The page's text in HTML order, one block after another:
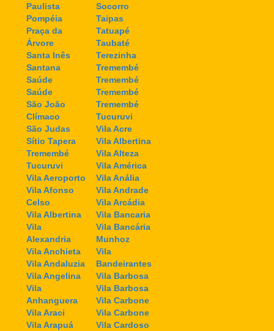
Paulista
Pompéia
Praça da
Árvore
Santa Inês
Santana
Saúde
Saúde
São João
Clímaco
São Judas
Sítio Tapera
Tremembé
Tucuruvi
Vila Aeroporto
Vila Afonso
Celso
Vila Albertina
Vila
Alexandria
Vila Anchieta
Vila Andaluzia
Vila Angelina
Vila
Anhanguera
Vila Araci
Vila Arapuá
Socorro
Taipas
Tatuapé
Taubaté
Terezinha
Tremembé
Tremembé
Tremembé
Tremembé
Tucuruvi
Vila Acre
Vila Albertina
Vila Alteza
Vila América
Vila Anália
Vila Andrade
Vila Arcádia
Vila Bancaria
Vila Bancária
Munhoz
Vila
Bandeirantes
Vila Barbosa
Vila Barbosa
Vila Carbone
Vila Carbone
Vila Cardoso